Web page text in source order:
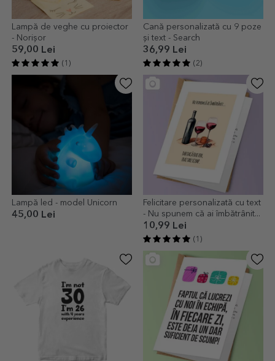
Lampă de veghe cu proiector
- Norișor
59,00 Lei
(1)
Cană personalizată cu 9 poze
și text - Search
36,99 Lei
(2)
Lampă led - model Unicorn
45,00 Lei
Felicitare personalizată cu text
- Nu spunem că ai îmbătrânit...
10,99 Lei
(1)